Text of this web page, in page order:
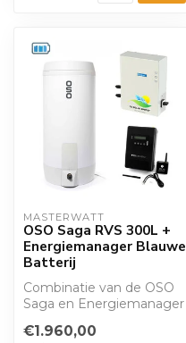
MASTERWATT
OSO Saga RVS 300L +
Energiemanager Blauwe
Batterij
Combinatie van de OSO
Saga en Energiemanager
elektrische boiler...
€1.960,00